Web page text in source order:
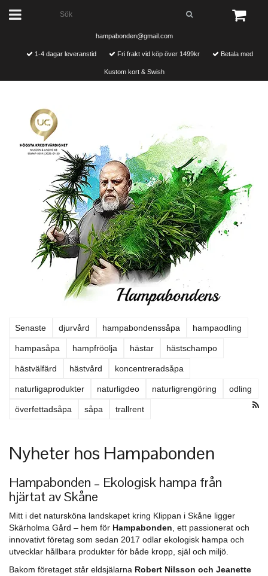
hampabonden@gmail.com
1-4 dagar leveranstid Fri frakt vid köp över 1499kr Betala med
Kustom kort & Swish
Senaste djurvård hampabondenssåpa hampaodling
hampasåpa hampfröolja hästar hästschampo
hästvälfärd hästvård koncentreradsåpa
naturligaprodukter naturligdeo naturligrengöring odling
överfettadsåpa såpa trallrent
Nyheter hos Hampabonden
Hampabonden – Ekologisk hampa från
hjärtat av Skåne
Mitt i det natursköna landskapet kring Klippan i Skåne ligger
Skärholma Gård – hem för Hampabonden , ett passionerat och
innovativt företag som sedan 2017 odlar ekologisk hampa och
utvecklar hållbara produkter för både kropp, själ och miljö.
Bakom företaget står eldsjälarna Robert Nilsson och Jeanette